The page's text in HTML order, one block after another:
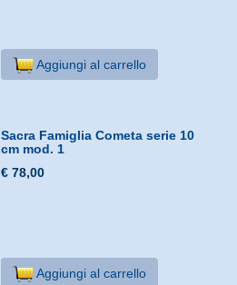
Aggiungi al carrello
Sacra Famiglia Cometa serie 10
cm mod. 1
€ 78,00
Aggiungi al carrello